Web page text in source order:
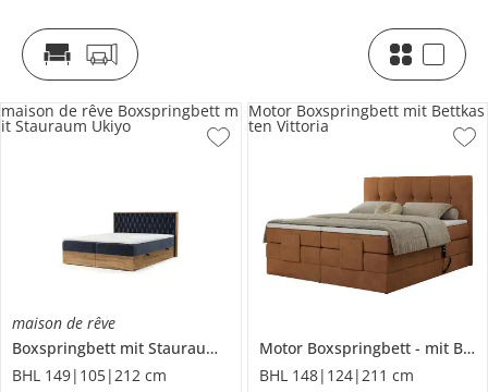
maison de rêve
Boxspringbett mit Stauraum
Ukiyo
BHL 149|105|212 cm
maison de rêve Boxspringbett m
it Stauraum Ukiyo
Motor Boxspringbett
mit Bettkasten
BHL 148|124|211 cm
Motor Boxspringbett mit Bettkas
ten Vittoria